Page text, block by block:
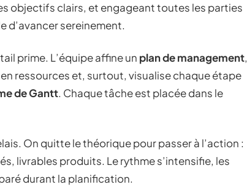
objectifs clairs, et engageant toutes les parties
d’avancer sereinement.
prime. L’équipe affine un plan de management,
ressources et, surtout, visualise chaque étape
de Gantt. Chaque tâche est placée dans le
On quitte le théorique pour passer à l’action :
livrables produits. Le rythme s’intensifie, les
durant la planification.